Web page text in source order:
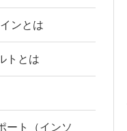
ンとは
トとは
ート（インソ